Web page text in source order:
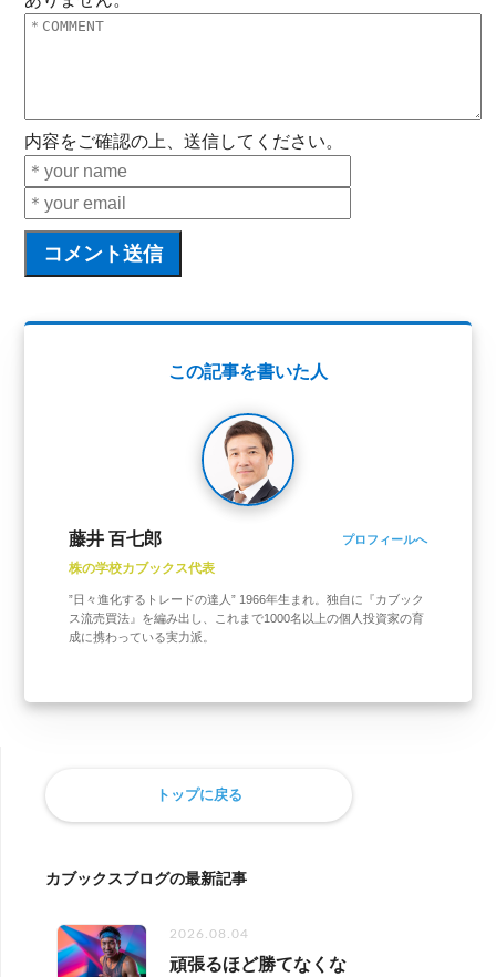
内容をご確認の上、送信してください。
この記事を書いた人
藤井 百七郎 プロフィールへ
株の学校カブックス代表
”日々進化するトレードの達人” 1966年生まれ。独自に『カブック
ス流売買法』を編み出し、これまで1000名以上の個人投資家の育
成に携わっている実力派。
トップに戻る
カブックスブログの最新記事
2026.08.04
頑張るほど勝てなくな